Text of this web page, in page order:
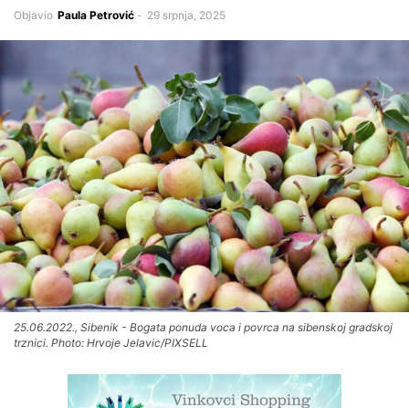
Objavio Paula Petrović - 29 srpnja, 2025
25.06.2022., Sibenik - Bogata ponuda voca i povrca na sibenskoj gradskoj
trznici. Photo: Hrvoje Jelavic/PIXSELL